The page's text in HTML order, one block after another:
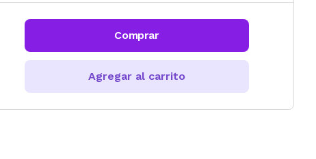
Comprar
Agregar al carrito